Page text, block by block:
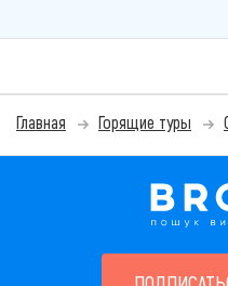
Главная Горящие туры